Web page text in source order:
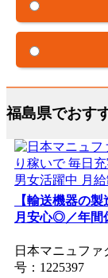
福島県でおす
【輸送機器の
月安心◎／年間
日本マニュフ
号：1225397